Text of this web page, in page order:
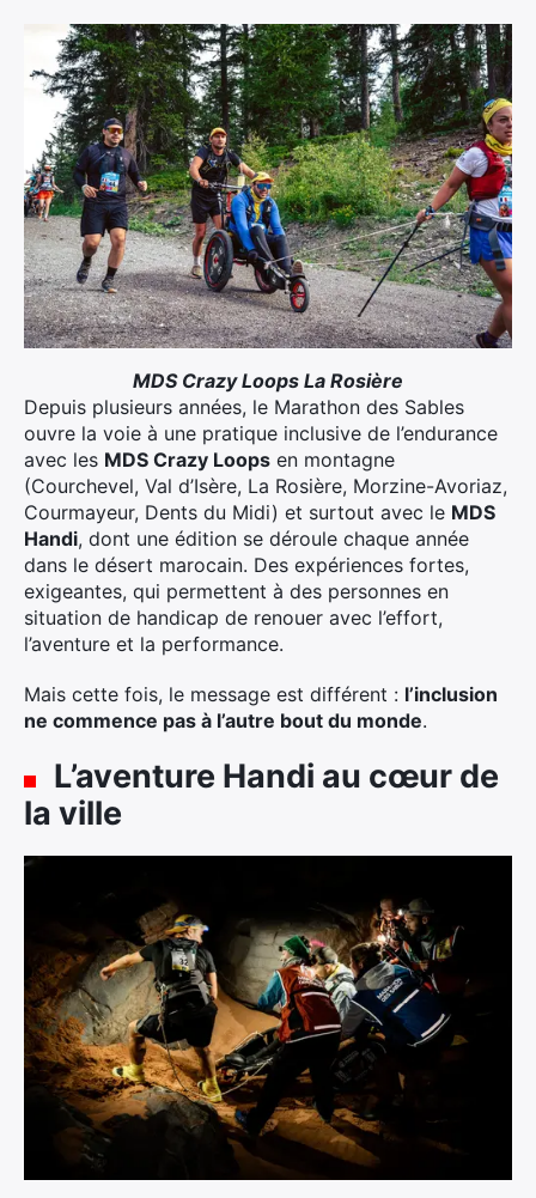
MDS Crazy Loops La Rosière
Depuis plusieurs années, le Marathon des Sables
ouvre la voie à une pratique inclusive de l’endurance
avec les MDS Crazy Loops en montagne
(Courchevel, Val d’Isère, La Rosière, Morzine-Avoriaz,
Courmayeur, Dents du Midi) et surtout avec le MDS
Handi, dont une édition se déroule chaque année
dans le désert marocain. Des expériences fortes,
exigeantes, qui permettent à des personnes en
situation de handicap de renouer avec l’effort,
l’aventure et la performance.
Mais cette fois, le message est différent : l’inclusion
ne commence pas à l’autre bout du monde.
L’aventure Handi au cœur de
la ville